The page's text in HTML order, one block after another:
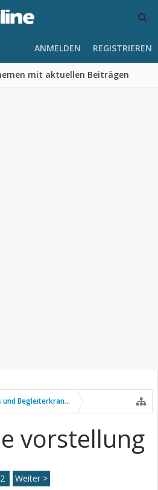
mit aktuellen Beiträgen
ANMELDEN REGISTRIEREN
Begleiterkrankungen
vorstellung
2 Weiter >